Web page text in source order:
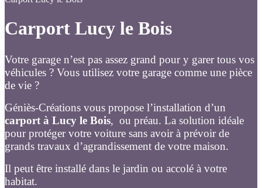
Carport Lucy le Bois
Votre garage n’est pas assez grand pour y garer tous vos
véhicules ? Vous utilisez votre garage comme une pièce
de vie ?
Géniès-Créations vous propose l’installation d’un
carport à Lucy le Bois, ou préau. La solution idéale
pour protéger votre voiture sans avoir à prévoir de
grands travaux d’agrandissement de votre maison.
Il peut être installé dans le jardin ou accolé à votre
habitat.